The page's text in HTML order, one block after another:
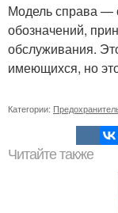
Модель справа —
обозначений,
обслуживания.
имеющихся, но
Категории:
Читайте также